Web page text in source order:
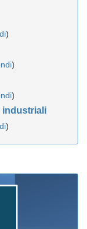
)
)
)
industriali
)